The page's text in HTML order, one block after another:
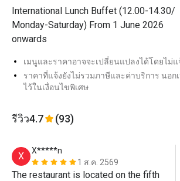
International Lunch Buffet (12.00-14.30/
Monday-Saturday) From 1 June 2026
onwards
เมนูและราคาอาจจะเปลี่ยนแปลงได้โดยไม่
ราคาที่แจ้งยังไม่รวมภาษีและค่าบริการ นอก
ไว้ในเงื่อนไขพิเศษ
รีวิว4.7 (93)
X
X*****n
1 ส.ค. 2569
The restaurant is located on the fifth